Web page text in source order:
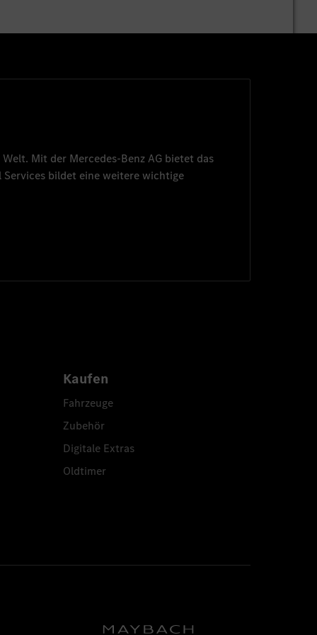
Mit der Mercedes-Benz AG bietet das
Services bildet eine weitere wichtige
Kaufen
Fahrzeuge
Zubehör
Digitale Extras
Oldtimer